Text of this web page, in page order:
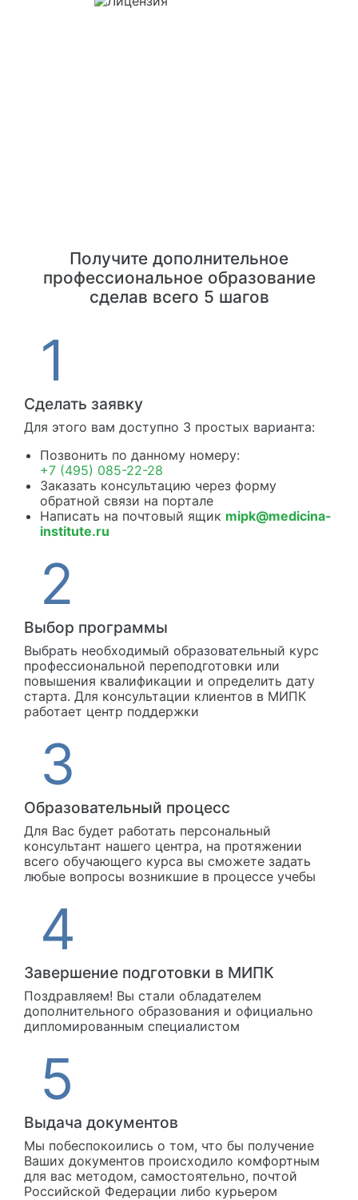
Получите дополнительное
профессиональное образование
сделав всего 5 шагов
Сделать заявку
Для этого вам доступно 3 простых варианта:
Позвонить по данному номеру:
+7 (495) 085-22-28
Заказать консультацию через форму
обратной связи на портале
Написать на почтовый ящик mipk@medicina-
institute.ru
Выбор программы
Выбрать необходимый образовательный курс
профессиональной переподготовки или
повышения квалификации и определить дату
старта. Для консультации клиентов в МИПК
работает центр поддержки
Образовательный процесс
Для Вас будет работать персональный
консультант нашего центра, на протяжении
всего обучающего курса вы сможете задать
любые вопросы возникшие в процессе учебы
Завершение подготовки в МИПК
Поздравляем! Вы стали обладателем
дополнительного образования и официально
дипломированным специалистом
Выдача документов
Мы побеспокоились о том, что бы получение
Ваших документов происходило комфортным
для вас методом, самостоятельно, почтой
Российской Федерации либо курьером